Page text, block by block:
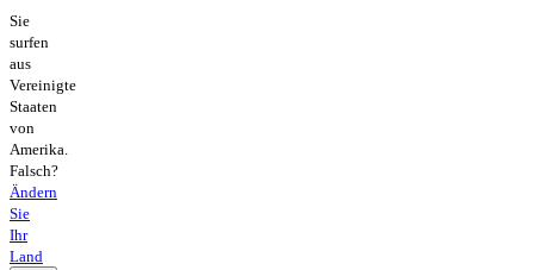
Sie
surfen
aus
Vereinigte
Staaten
von
Amerika.
Falsch?
Ändern
Sie
Ihr
Land